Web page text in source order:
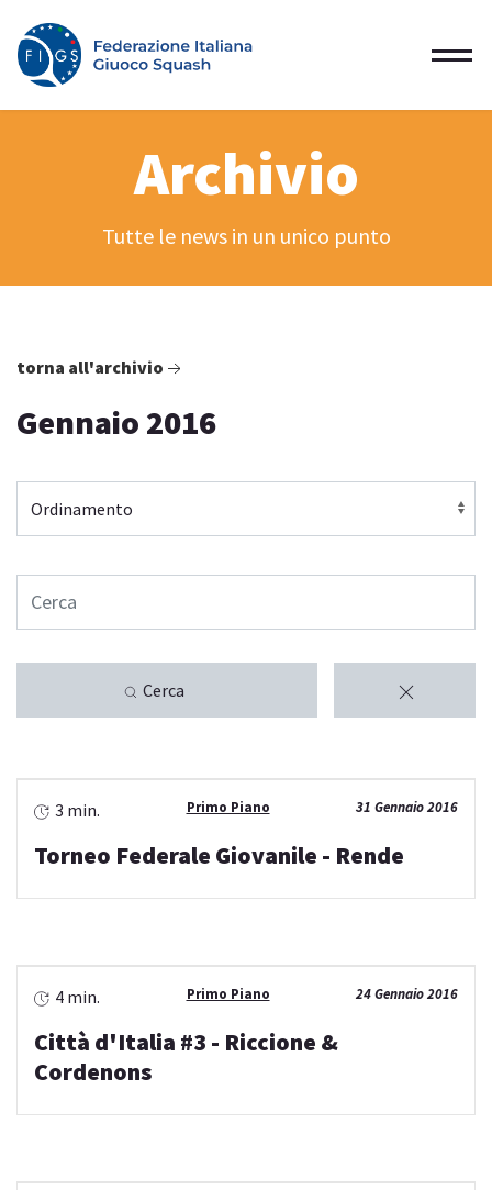
Archivio
Tutte le news in un unico punto
torna all'archivio
Gennaio 2016
Cerca
31 Gennaio 2016
Primo Piano
3 min.
Torneo Federale Giovanile - Rende
24 Gennaio 2016
Primo Piano
4 min.
Città d'Italia #3 - Riccione &
Cordenons